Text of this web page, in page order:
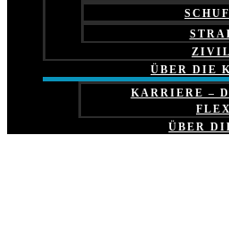
ÜBER DIE
KARRIERE –
ÜBER